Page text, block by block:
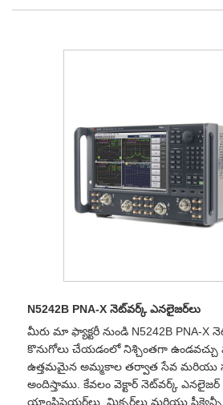
N5242B PNA-X నెట్‌వర్క్ ఎనలైజర్‌లు
మీరు మా ఫ్యాక్టరీ నుండి N5242B PNA-X
కొనుగోలు చేయడంలో నిశ్చింతగా
ఉత్తమమైన అమ్మకాల తర్వాత సేవ మరియు
అందిస్తాము. కేవలం వెక్టార్ నెట్‌వర్క్ ఎనలైజర్
యాంప్లిఫైయర్‌లు, మిక్సర్‌లు మరియు ఫ్రీక్వెన్సీ